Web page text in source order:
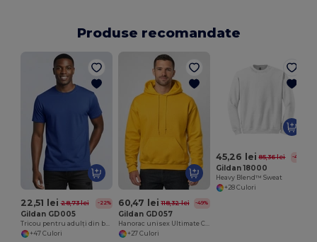
Produse recomandate
22,51 lei 28,73 lei -22%
Gildan GD005
+47 Culori
60,47 lei 118,32 lei -49%
Gildan GD057
+27 Culori
45,26 lei 85,36 lei -47%
Gildan 18000
Heavy Blend™ Sweat
+28 Culori